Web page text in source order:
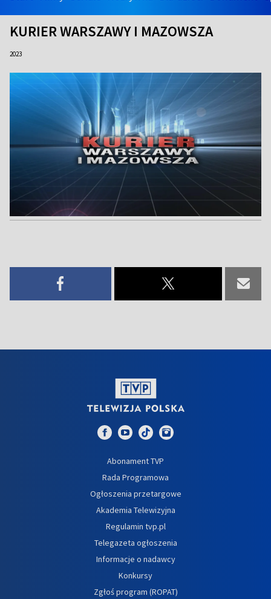
KURIER WARSZAWY I MAZOWSZA
2023
Abonament TVP
Rada Programowa
Ogłoszenia przetargowe
Akademia Telewizyjna
Regulamin tvp.pl
Telegazeta ogłoszenia
Informacje o nadawcy
Konkursy
Zgłoś program (ROPAT)